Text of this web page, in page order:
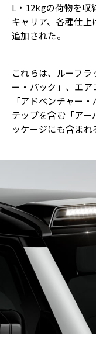
L・12kgの荷物を収
キャリア、各種仕
追加された。
これらは、ルーフ
ー・パック」、エ
「アドベンチャー
テップを含む「ア
ッケージにも含まれ